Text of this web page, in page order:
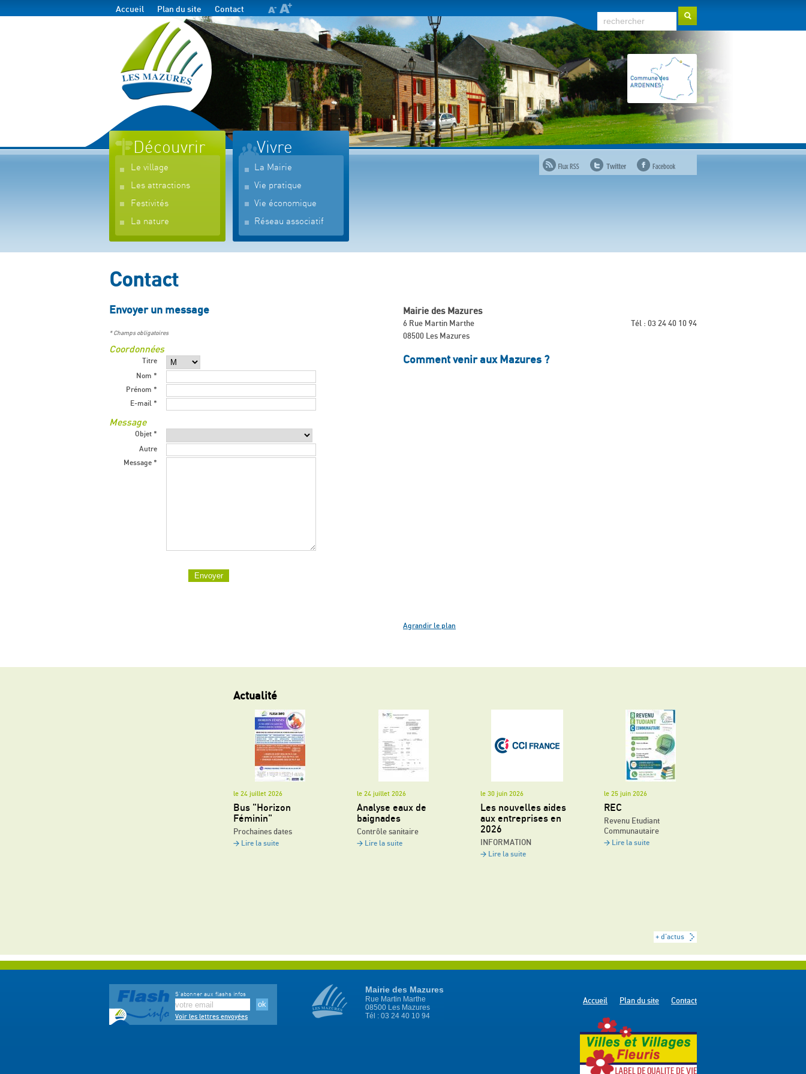
Accueil Plan du site Contact
Découvrir
Le village
Les attractions
Festivités
La nature
Vivre
La Mairie
Vie pratique
Vie économique
Réseau associatif
Contact
Envoyer un message
* Champs obligatoires
Coordonnées
Titre
Nom *
Prénom *
E-mail *
Message
Objet *
Autre
Message *
Mairie des Mazures
6 Rue Martin Marthe
08500 Les Mazures
Tél : 03 24 40 10 94
Comment venir aux Mazures ?
Agrandir le plan
Actualité
le 24 juillet 2026
Bus "Horizon
Féminin"
Prochaines dates
Lire la suite
le 24 juillet 2026
Analyse eaux de
baignades
Contrôle sanitaire
Lire la suite
le 30 juin 2026
Les nouvelles aides
aux entreprises en
2026
INFORMATION
Lire la suite
le 25 juin 2026
REC
Revenu Etudiant
Communautaire
Lire la suite
+ d'actus
S'abonner aux flashs infos
Voir les lettres envoyées
Mairie des Mazures
Rue Martin Marthe
08500 Les Mazures
Tél : 03 24 40 10 94
Accueil Plan du site Contact